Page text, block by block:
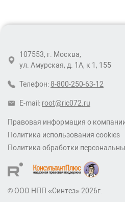
Правовая информация о
Политика использования cookies
Политика обработки
© ООО НПП «Синтез» 2026г.
107553, г. Москва,
ул. Амурская, д. 1А, к 1, 155
Телефон: 8-800-250-63-12
E-mail: root@ric072.ru